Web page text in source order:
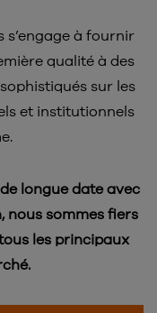
s’engage à fournir
qualité à des
sur les
et institutionnels
longue date avec
nous sommes fiers
les principaux